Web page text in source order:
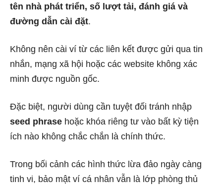
tên nhà phát triển, số lượt tải, đánh giá và
đường dẫn cài đặt.
Không nên cài ví từ các liên kết được gửi qua tin
nhắn, mạng xã hội hoặc các website không xác
minh được nguồn gốc.
Đặc biệt, người dùng cần tuyệt đối tránh nhập
seed phrase hoặc khóa riêng tư vào bất kỳ tiện
ích nào không chắc chắn là chính thức.
Trong bối cảnh các hình thức lừa đảo ngày càng
tinh vi, bảo mật ví cá nhân vẫn là lớp phòng thủ